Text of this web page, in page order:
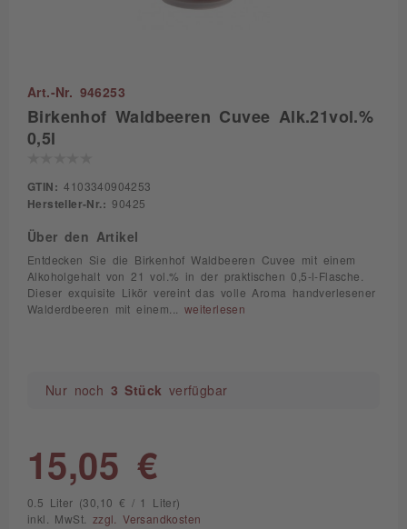
Art.-Nr. 946253
Birkenhof Waldbeeren Cuvee Alk.21vol.%
0,5l
GTIN: 4103340904253
Hersteller-Nr.: 90425
Über den Artikel
Entdecken Sie die Birkenhof Waldbeeren Cuvee mit einem
Alkoholgehalt von 21 vol.% in der praktischen 0,5-l-Flasche.
Dieser exquisite Likör vereint das volle Aroma handverlesener
Walderdbeeren mit einem... weiterlesen
Nur noch 3 Stück verfügbar
15,05 €
0.5 Liter (30,10 € / 1 Liter)
inkl. MwSt. zzgl. Versandkosten